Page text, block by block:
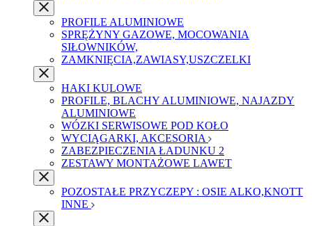
PROFILE ALUMINIOWE
SPRĘŻYNY GAZOWE, MOCOWANIA
SIŁOWNIKÓW,
ZAMKNIĘCIA,ZAWIASY,USZCZELKI
HAKI KULOWE
PROFILE, BLACHY ALUMINIOWE, NAJAZDY
ALUMINIOWE
WÓZKI SERWISOWE POD KOŁO
WYCIĄGARKI, AKCESORIA
ZABEZPIECZENIA ŁADUNKU 2
ZESTAWY MONTAŻOWE LAWET
POZOSTAŁE PRZYCZEPY : OSIE ALKO,KNOTT
INNE